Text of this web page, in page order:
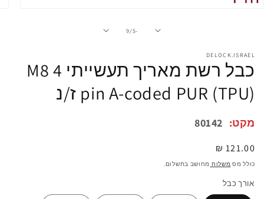
-5
/
מתוך
9
DELOCK.ISRAEL
כבל רשת מאריך תעשייתי M8 4
pin A-coded PUR (TPU) ז/נ
מקט: 80142
מחיר
רגיל
121.00 ₪
כולל מס משלוח מחושב בתשלום.
אורך כבל